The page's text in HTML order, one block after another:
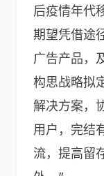
后疫情年代
期望凭借途
广告产品，
构思战略拟
解决方案，
用户，完结
流，提高留